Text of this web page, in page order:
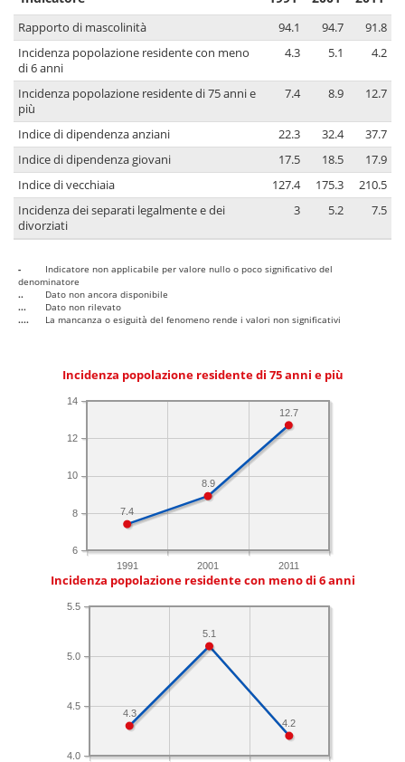
Rapporto di mascolinità 94.1 94.7
91.8
Incidenza popolazione residente con meno
di 6 anni
4.3 5.1 4.2
Incidenza popolazione residente di 75 anni e
più
7.4 8.9 12.7
Indice di dipendenza anziani 22.3 32.4
37.7
Indice di dipendenza giovani
17.5 18.5
17.9
Indice di vecchiaia
127.4 175.3
210.5
Incidenza dei separati legalmente e dei
divorziati
3 5.2 7.5
-
Indicatore non applicabile per valore nullo o poco significativo del
denominatore
..
Dato non ancora disponibile
...
Dato non rilevato
....
La mancanza o esiguità del fenomeno rende i valori non significativi
Incidenza popolazione residente di 75 anni e più
1991 2001 2011
6
8
10
12
14
12.7
8.9
7.4
Incidenza popolazione residente con meno di 6 anni
4.0
4.5
5.0
5.5
4.2
5.1
4.3